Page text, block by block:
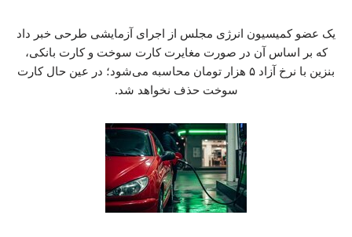
یک عضو کمیسیون انرژی مجلس از اجرای آزمایشی طرحی خبر داد
که بر اساس آن در صورت مغایرت کارت سوخت و کارت بانکی،
بنزین با نرخ آزاد ۵ هزار تومان محاسبه می‌شود؛ در عین حال کارت
سوخت حذف نخواهد شد.